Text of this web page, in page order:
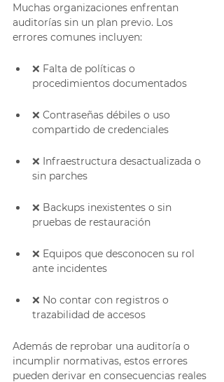
Muchas organizaciones enfrentan
auditorías sin un plan previo. Los
errores comunes incluyen:
❌ Falta de políticas o
procedimientos documentados
❌ Contraseñas débiles o uso
compartido de credenciales
❌ Infraestructura desactualizada o
sin parches
❌ Backups inexistentes o sin
pruebas de restauración
❌ Equipos que desconocen su rol
ante incidentes
❌ No contar con registros o
trazabilidad de accesos
Además de reprobar una auditoría o
incumplir normativas, estos errores
pueden derivar en consecuencias reales